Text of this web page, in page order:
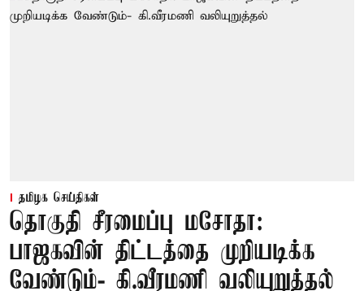
தமிழக செய்திகள்
தொகுதி சீரமைப்பு மசோதா:
பாஜகவின் திட்டத்தை முறியடிக்க
வேண்டும்- கி.வீரமணி வலியுறுத்தல்